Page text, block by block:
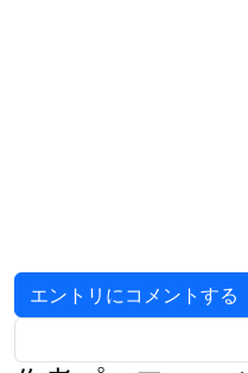
エントリにコメントする